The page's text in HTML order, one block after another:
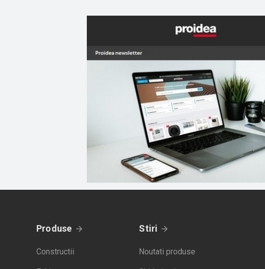
Produse
Constructii
Stiri
Noutati produse